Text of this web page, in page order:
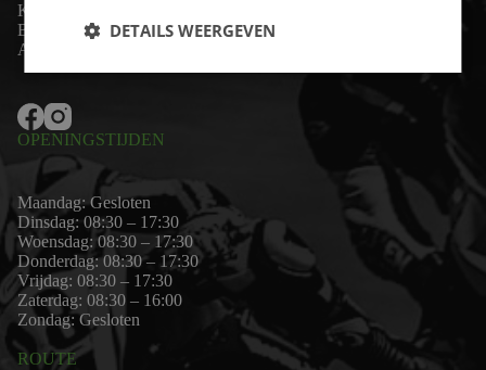
K.v.K: 80530338
B.T.W-nummer: NL861703947B01
Algemene voorwaarden
OPENINGSTIJDEN
Maandag: Gesloten
Dinsdag: 08:30 – 17:30
Woensdag: 08:30 – 17:30
Donderdag: 08:30 – 17:30
Vrijdag: 08:30 – 17:30
Zaterdag: 08:30 – 16:00
Zondag: Gesloten
ROUTE
DETAILS WEERGEVEN